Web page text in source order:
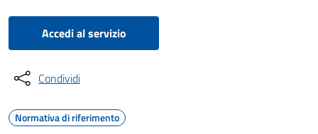
Accedi al servizio
Condividi
Normativa di riferimento